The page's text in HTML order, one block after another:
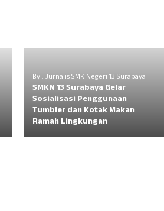
By : Jurnalis SMK Negeri 13 Surabaya
SMKN 13 Surabaya Gelar
Sosialisasi Penggunaan
Tumbler dan Kotak Makan
Ramah Lingkungan